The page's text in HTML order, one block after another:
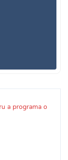
a programa o